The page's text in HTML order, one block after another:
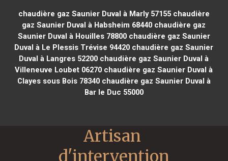
chaudière gaz Saunier Duval à Marly 57155chaudière
gaz Saunier Duval à Habsheim 68440 chaudière gaz
Saunier Duval à Houilles 78800chaudière gaz Saunier
Duval à Le Plessis Trévise 94420 chaudière gaz Saunier
Duval à Langres 52200 chaudière gaz Saunier Duval à
Villeneuve Loubet 06270 chaudière gaz Saunier Duval à
Clayes sous Bois 78340chaudière gaz Saunier Duval à
Bar le Duc 55000
Artisan
d'intervention